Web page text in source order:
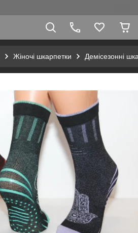
Жіночі шкарпетки Демісезонні